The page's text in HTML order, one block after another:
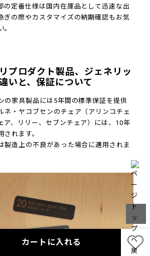
カートに入れる
の定番仕様は国内在庫品として迅速な出
ぎの際やカスタマイズの納期確認もお気
。
プロダクト製品、ジェネリッ
いと、保証について
の家具製品には5年間の標準保証を提供
ネ・ヤコブセンのチェア（アリンコチェ
ア、リリー、セブンチェア）には、10年
されます。
製造上の不良があった場合に適用されま